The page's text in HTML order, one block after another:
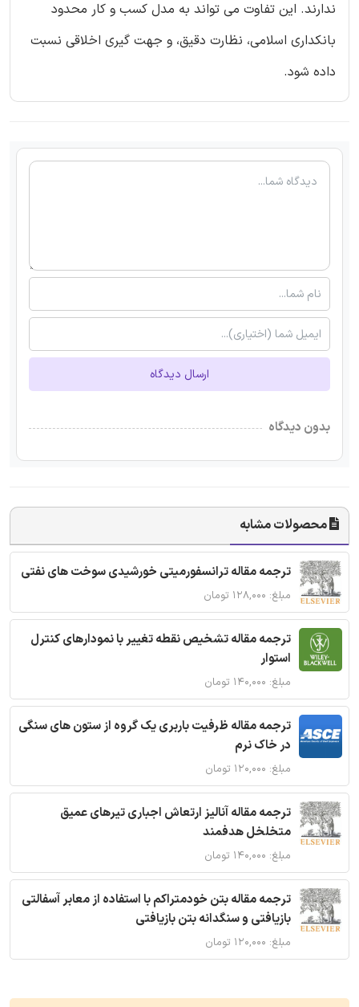
ندارند. این تفاوت می‌ تواند به مدل کسب و کار محدود
بانکداری اسلامی، نظارت دقیق، و جهت گیری اخلاقی نسبت
داده شود.
ارسال دیدگاه
بدون دیدگاه
محصولات مشابه
ترجمه مقاله ترانسفورمیتی خورشیدی سوخت های نفتی
مبلغ: ۱۲۸,۰۰۰ تومان
ترجمه مقاله تشخیص نقطه تغییر با نمودارهای کنترل
استوار
مبلغ: ۱۴۰,۰۰۰ تومان
ترجمه مقاله ظرفیت باربری یک گروه از ستون های سنگی
در خاک نرم
مبلغ: ۱۲۰,۰۰۰ تومان
ترجمه مقاله آنالیز ارتعاش اجباری تیرهای عمیق
متخلخل هدفمند
مبلغ: ۱۴۰,۰۰۰ تومان
ترجمه مقاله بتن خودمتراکم با استفاده از معابر آسفالتی
بازیافتی و سنگدانه بتن بازیافتی
مبلغ: ۱۲۰,۰۰۰ تومان